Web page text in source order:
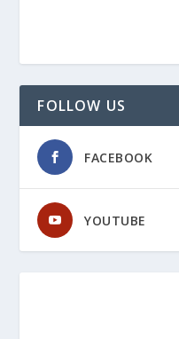
FOLLOW US
FACEBOOK
YOUTUBE